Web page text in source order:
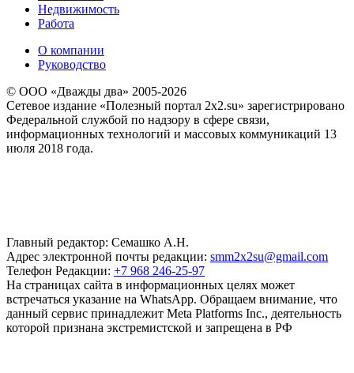
Недвижимость
Работа
О компании
Руководство
© ООО «Дважды два» 2005-2026
Сетевое издание «Полезный портал 2x2.su» зарегистрировано
Федеральной службой по надзору в сфере связи,
информационных технологий и массовых коммуникаций 13
июля 2018 года.
Главный редактор: Семашко А.Н.
Адрес электронной почты редакции: smm2x2su@gmail.com
Телефон Редакции: +7 968 246-25-97
На страницах сайта в информационных целях может
встречаться указание на WhatsApp. Обращаем внимание, что
данный сервис принадлежит Meta Platforms Inc., деятельность
которой признана экстремистской и запрещена в РФ